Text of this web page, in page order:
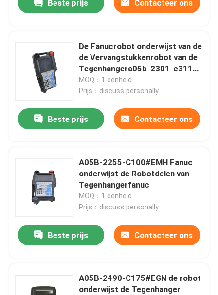
Beste prijs Contacteer ons
De Fanucrobot onderwijst van de
de Vervangstukkenrobot van de
Tegenhangera05b-2301-c311
Fanuc Robot het
Controlemechanisme A05B-
MOQ：1 eenheid
Prijs：discuss personally
Beste prijs Contacteer ons
A05B-2255-C100#EMH Fanuc
onderwijst de Robotdelen van
Tegenhangerfanuc
MOQ：1 eenheid
Prijs：discuss personally
Beste prijs Contacteer ons
A05B-2490-C175#EGN de robot
onderwijst de Tegenhanger